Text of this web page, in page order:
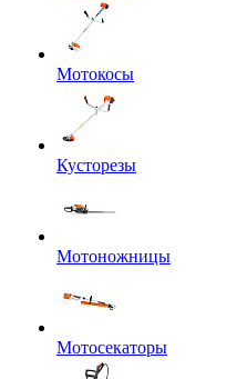
Мотокосы
Кусторезы
Мотоножницы
Мотосекаторы